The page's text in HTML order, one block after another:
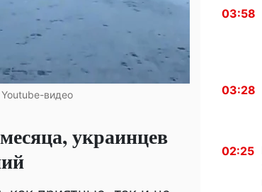
видео
украинцев
03:58
03:28
02:25